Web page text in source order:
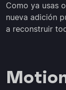
Como ya usas
nueva adición
a reconstruir